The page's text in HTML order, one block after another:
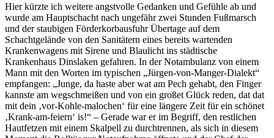
Hier kürzte ich weitere angstvolle Gedanken und Gefühle ab und
wurde am Hauptschacht nach ungefähr zwei Stunden Fußmarsch
und der staubigen Förderkorbausfuhr Übertage auf dem
Schachtgelände von den Sanitätern eines bereits wartenden
Krankenwagens mit Sirene und Blaulicht ins städtische
Krankenhaus Dinslaken gefahren. In der Notambulanz von einem
Mann mit den Worten im typischen
Jürgen-von-Manger-Dialekt
empfangen:
Junge, da haste aber wat am Pech gehabt, den Finger
kannste am wegschmeißen und von ein großet Glück reden, dat dat
mit dein vor-Kohle-malochen für eine längere Zeit für ein schönet
Krank-am-feiern is!
– Gerade war er im Begriff, den restlichen
Hautfetzen mit einem Skalpell zu durchtrennen, als sich in diesem